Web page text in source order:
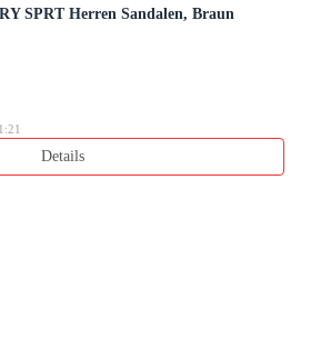
SPRT Herren Sandalen, Braun
Details